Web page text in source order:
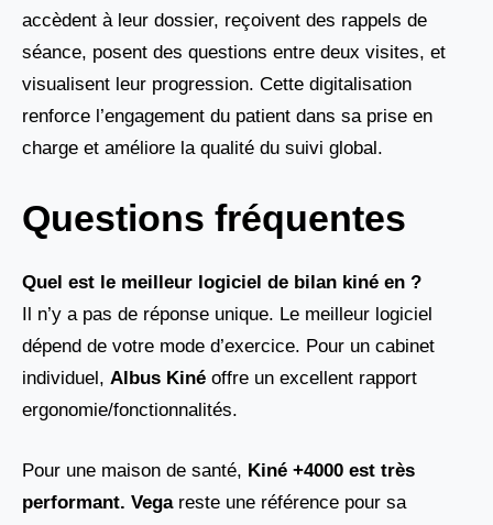
accèdent à leur dossier, reçoivent des rappels de
séance, posent des questions entre deux visites, et
visualisent leur progression. Cette digitalisation
renforce l’engagement du patient dans sa prise en
charge et améliore la qualité du suivi global.
Questions fréquentes
Quel est le meilleur logiciel de bilan kiné en ?
Il n’y a pas de réponse unique. Le meilleur logiciel
dépend de votre mode d’exercice. Pour un cabinet
individuel, Albus Kiné offre un excellent rapport
ergonomie/fonctionnalités.
Pour une maison de santé, Kiné +4000 est très
performant. Vegareste une référence pour sa